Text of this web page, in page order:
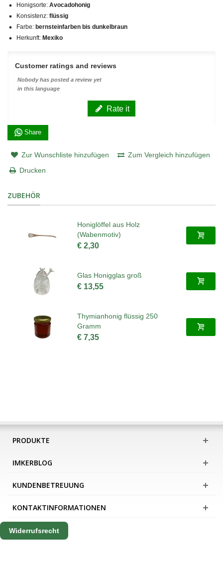
Honigsorte: Avocadohonig
Konsistenz: flüssig
Farbe: bernsteinfarben bis dunkelbraun
Herkunft: Mexiko
Customer ratings and reviews
Nobody has posted a review yet
in this language
Rate it
Share
Zur Wunschliste hinzufügen
Zum Vergleich hinzufügen
Drucken
ZUBEHÖR
Honiglöffel aus Holz
(Wabenmotiv)
€ 2,30
Glas Honigglas groß
€ 13,55
Thymianhonig flüssig 250
Gramm
€ 7,35
PRODUKTE
IMKERBLOG
KUNDENBETREUUNG
KONTAKTINFORMATIONEN
Widerrufsrecht